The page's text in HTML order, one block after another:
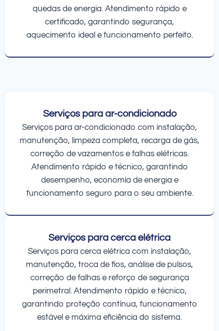
quedas de energia. Atendimento rápido e
certificado, garantindo segurança,
aquecimento ideal e funcionamento perfeito.
Serviços para ar-condicionado
Serviços para ar-condicionado com instalação,
manutenção, limpeza completa, recarga de gás,
correção de vazamentos e falhas elétricas.
Atendimento rápido e técnico, garantindo
desempenho, economia de energia e
funcionamento seguro para o seu ambiente.
Serviços para cerca elétrica
Serviços para cerca elétrica com instalação,
manutenção, troca de fios, análise de pulsos,
correção de falhas e reforço de segurança
perimetral. Atendimento rápido e técnico,
garantindo proteção contínua, funcionamento
estável e máxima eficiência do sistema.